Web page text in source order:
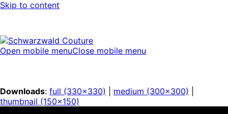
Skip to content
Open mobile menuClose mobile menu
Downloads: full (330x330) medium (300x300)
thumbnail (150x150)